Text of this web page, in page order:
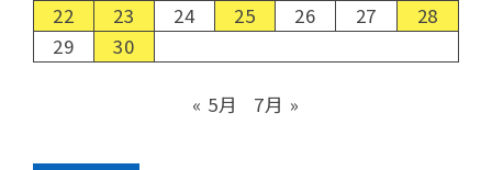
22
23 24 25 26 27
28
29
30
« 5月 7月 »